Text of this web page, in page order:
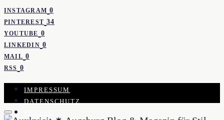
INSTAGRAM 0
PINTEREST 34
YOUTUBE 0
LINKEDIN 0
MAIL 0
RSS 0
IMPRESSUM
DATENSCHUTZ